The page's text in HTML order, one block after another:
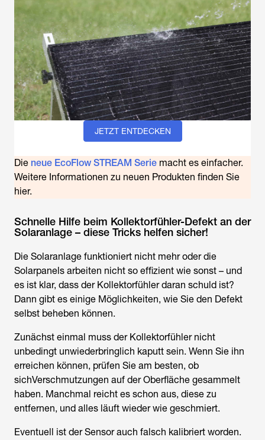
JETZT ENTDECKEN
Die neue EcoFlow STREAM Serie macht es einfacher.
Weitere Informationen zu neuen Produkten finden Sie
hier.
Schnelle Hilfe beim Kollektorfühler-Defekt an der
Solaranlage – diese Tricks helfen sicher!
Die Solaranlage funktioniert nicht mehr oder die
Solarpanels arbeiten nicht so effizient wie sonst – und
es ist klar, dass der Kollektorfühler daran schuld ist?
Dann gibt es einige Möglichkeiten, wie Sie den Defekt
selbst beheben können.
Zunächst einmal muss der Kollektorfühler nicht
unbedingt unwiederbringlich kaputt sein. Wenn Sie ihn
erreichen können, prüfen Sie am besten, ob
sichVerschmutzungen auf der Oberfläche gesammelt
haben. Manchmal reicht es schon aus, diese zu
entfernen, und alles läuft wieder wie geschmiert.
Eventuell ist der Sensor auch falsch kalibriert worden.